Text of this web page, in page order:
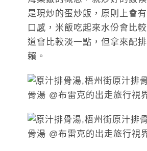
是現炒的蛋炒飯，原則上會
口感，米飯吃起來水份會比
道會比較淡一點，但拿來配
賴。